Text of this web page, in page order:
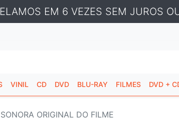
EM 6 VEZES SEM JUROS
VINIL CD DVD BLU-RAY FILMES DVD +
ORIGINAL DO FILME